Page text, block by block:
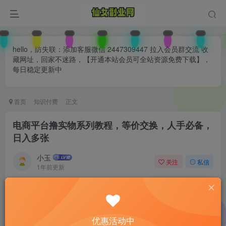
hello，防失联：添加客服微信 2447309447 拉入会员群交流 收
藏网址，回家不迷路，【开通本站会员可全站资源免费下载】，
每日稳定更新中
首页 知识付费 正文
电商平台撸实物系列教程，等价交换，人手必备，
日入多张
小玉
1年前更新
关注 私信
0 101 75
此内容为付费阅读，请付费后查看
优惠活动中